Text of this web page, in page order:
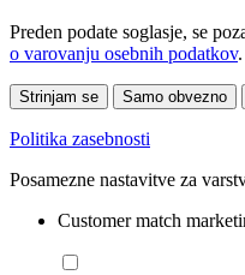
Preden podate soglasje, se
o varovanju osebnih podatkov.
Strinjam se Samo obvezno
Politika zasebnosti
Posamezne nastavitve za
Customer match